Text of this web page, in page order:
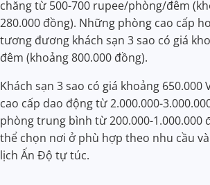
chăng từ 500-700 rupee/phòng/đêm
280.000 đồng). Những phòng cao cấp
tương đương khách sạn 3 sao có giá
đêm (khoảng 800.000 đồng).
Khách sạn 3 sao có giá khoảng 650.000
cao cấp dao động từ 2.000.000-
phòng trung bình từ 200.000-1.000.000
thể chọn nơi ở phù hợp theo nhu cầu
lịch Ấn Độ tự túc.